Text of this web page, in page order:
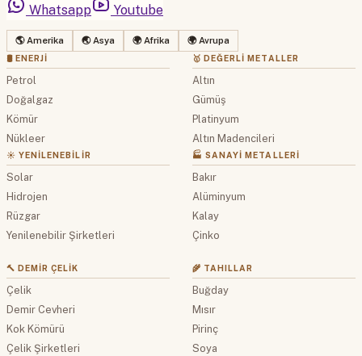
Whatsapp
Youtube
🌎 Amerika 🌏 Asya 🌍 Afrika 🌍 Avrupa
🛢 ENERJI
Petrol
Doğalgaz
Kömür
Nükleer
☀️ YENILENEBILIR
Solar
Hidrojen
Rüzgar
Yenilenebilir Şirketleri
🥇 DEĞERLI METALLER
Altın
Gümüş
Platinyum
Altın Madencileri
🏭 SANAYI METALLERI
Bakır
Alüminyum
Kalay
Çinko
🔨 DEMIR ÇELIK
Çelik
Demir Cevheri
Kok Kömürü
Çelik Şirketleri
🌾 TAHILLAR
Buğday
Mısır
Pirinç
Soya